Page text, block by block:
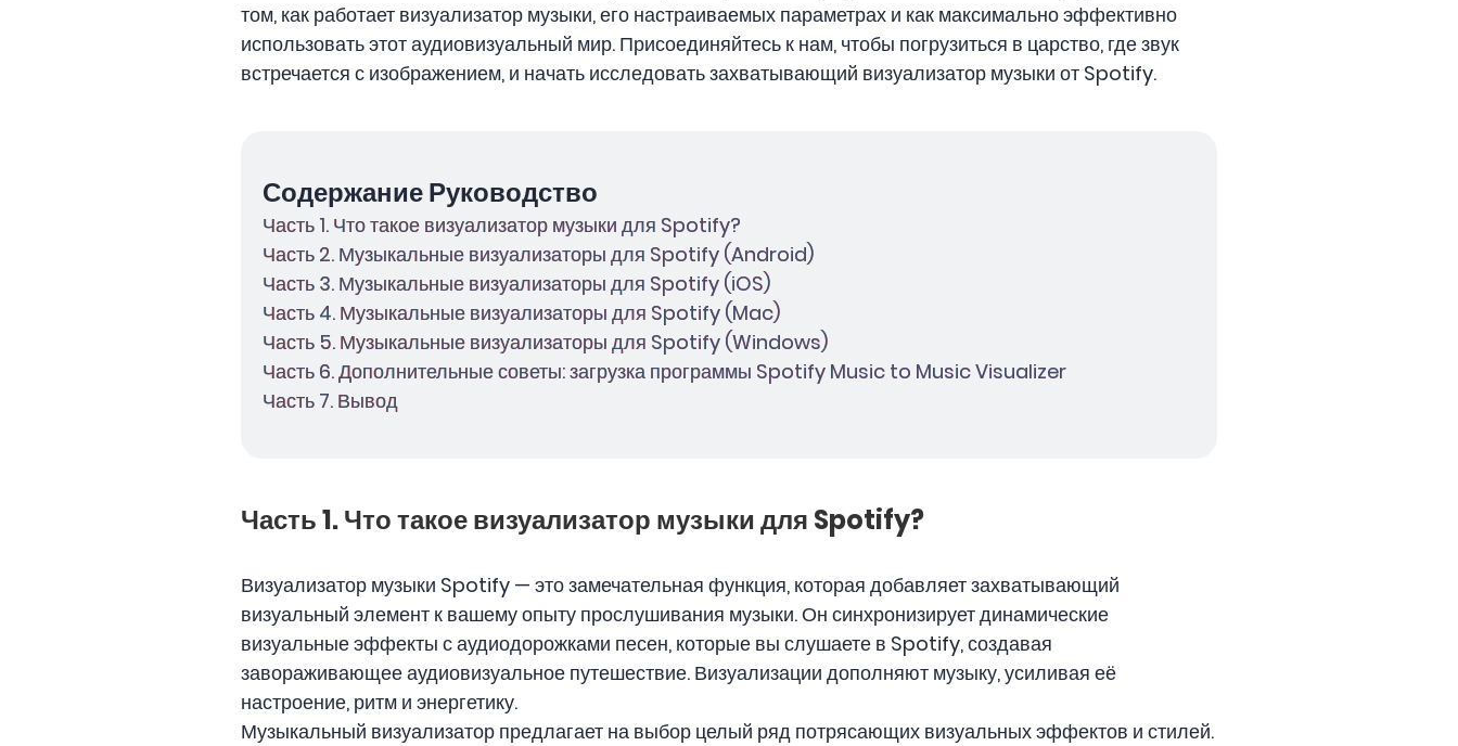
том, как работает визуализатор музыки, его настраиваемых параметрах и как максимально эффективно
использовать этот аудиовизуальный мир. Присоединяйтесь к нам, чтобы погрузиться в царство, где звук
встречается с изображением, и начать исследовать захватывающий визуализатор музыки от Spotify.
Содержание Руководство
Часть 1. Что такое визуализатор музыки для Spotify?
Часть 2. Музыкальные визуализаторы для Spotify (Android)
Часть 3. Музыкальные визуализаторы для Spotify (iOS)
Часть 4. Музыкальные визуализаторы для Spotify (Mac)
Часть 5. Музыкальные визуализаторы для Spotify (Windows)
Часть 6. Дополнительные советы: загрузка программы Spotify Music to Music Visualizer
Часть 7. Вывод
Часть 1. Что такое визуализатор музыки для Spotify?
Визуализатор музыки Spotify — это замечательная функция, которая добавляет захватывающий
визуальный элемент к вашему опыту прослушивания музыки. Он синхронизирует динамические
визуальные эффекты с аудиодорожками песен, которые вы слушаете в Spotify, создавая
завораживающее аудиовизуальное путешествие. Визуализации дополняют музыку, усиливая её
настроение, ритм и энергетику.
Музыкальный визуализатор предлагает на выбор целый ряд потрясающих визуальных эффектов и стилей.